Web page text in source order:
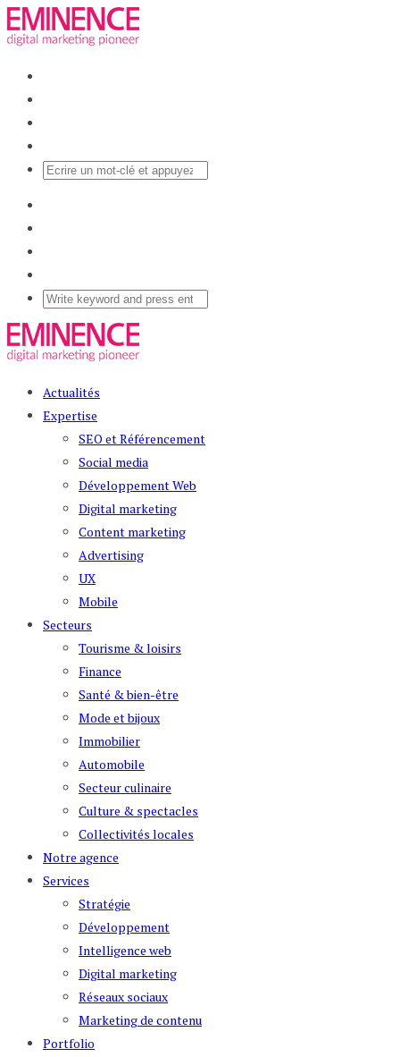
Actualités
Expertise
SEO et Référencement
Social media
Développement Web
Digital marketing
Content marketing
Advertising
UX
Mobile
Secteurs
Tourisme & loisirs
Finance
Santé & bien-être
Mode et bijoux
Immobilier
Automobile
Secteur culinaire
Culture & spectacles
Collectivités locales
Notre agence
Services
Stratégie
Développement
Intelligence web
Digital marketing
Réseaux sociaux
Marketing de contenu
Portfolio